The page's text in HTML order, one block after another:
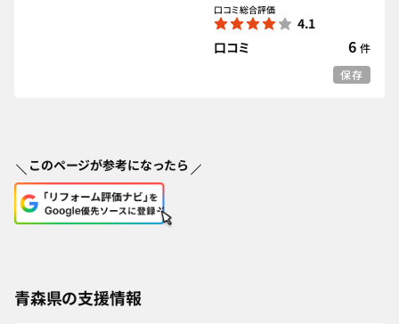
口コミ総合評価
4.1
口コミ
6 件
保存
このページが参考になったら
青森県の支援情報